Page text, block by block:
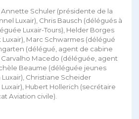
Annette Schuler (présidente de la
Luxair), Chris Bausch (délégués à
Luxair-Tours), Helder Borges
Marc Schwarmes (délégué
(délégué, agent de cabine
Carvalho Macedo (déléguée, agent
Beaume (déléguée jeunes
Christiane Scheider
Hubert Hollerich (secrétaire
Aviation civile).